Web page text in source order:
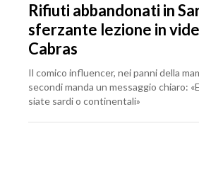
Rifiuti abbandonati in
sferzante lezione in
Cabras
Il comico influencer, nei panni della
secondi manda un messaggio chiaro:
siate sardi o continentali»